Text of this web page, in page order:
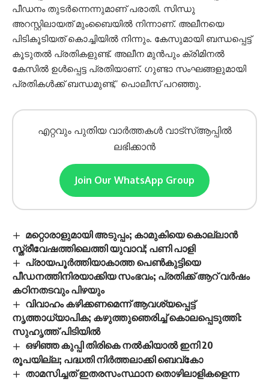
പീഡനം തുടർന്നെന്നുമാണ് പരാതി. സിന്ധു
അറസ്റ്റിലായത് മുംബൈയിൽ നിന്നാണ്. അലീനയെ
പിടികൂടിയത് കൊച്ചിയിൽ നിന്നും. കേസുമായി ബന്ധപ്പെട്ട്
കൂടുതൽ പ്രതികളുണ്ട്. അലീന മുൻപും ക്രിമിനൽ
കേസിൽ ഉൾപ്പെട്ട പ്രതിയാണ്. ഗുണ്ടാ സംഘങ്ങളുമായി
പ്രതികൾക്ക് ബന്ധമുണ്ട്,’ പൊലീസ് പറഞ്ഞു.
എറ്റവും പുതിയ വാർത്തകൾ വാട്സ്ആപ്പിൽ
ലഭിക്കാൻ
Join Our WhatsApp Group
മറ്റൊരാളുമായി അടുപ്പം; കാമുകിയെ കൊല്ലാൻ
സ്ത്രീവേഷത്തിലെത്തി യുവാവ്; പണി പാളി
പ്രായപൂര്‍ത്തിയാകാത്ത പെണ്‍കുട്ടിയെ
പീഡനത്തിനിരയാക്കിയ സംഭവം; പ്രതിക്ക് ആറ് വര്‍ഷം
കഠിനതടവും പിഴയും
വിവാഹം കഴിക്കണമെന്ന് ആവശ്യപ്പെട്ട്
നൃത്താധ്യാപിക; കഴുത്തുഞെരിച്ച് കൊലപ്പെടുത്തി:
സുഹൃത്ത് പിടിയിൽ
ഒഴിഞ്ഞ കുപ്പി തിരികെ നൽകിയാൽ ഇനി 20
രൂപയില്ല; പദ്ധതി നിർത്തലാക്കി ബെവ്കോ
താമസിച്ചത് ഇതരസംസ്ഥാന തൊഴിലാളികളെന്ന